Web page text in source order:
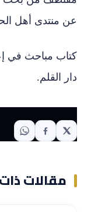
عن منتدى أهل
كتاب مباحث في
دار القلم.
مقالات